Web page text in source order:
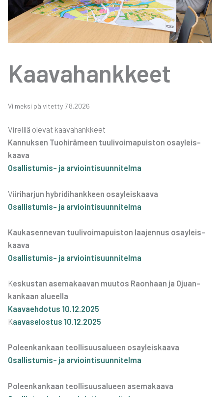
Kaa­va­hank­keet
Vii­mek­si päi­vi­tet­ty 7.8.2026
Vireil­lä ole­vat kaa­va­hank­keet
Kan­nuk­sen Tuo­hi­rä­meen tuu­li­voi­ma­puis­ton osay­leis­
kaa­va
Osal­lis­tu­mis- ja arvioin­ti­suun­ni­tel­ma
Viiri­har­jun hybri­di­hank­keen osay­leis­kaa­va
Osal­lis­tu­mis- ja arvioin­ti­suun­ni­tel­ma
Kau­ka­sen­ne­van tuu­li­voi­ma­puis­ton laa­jen­nus osay­leis­
kaa­va
Osal­lis­tu­mis- ja arvioin­ti­suun­ni­tel­ma
Keskus­tan ase­ma­kaa­van muu­tos Raon­haan ja Ojuan­
kan­kaan alu­eel­la
Kaa­vaeh­do­tus 10.12.2025
Kaava­se­los­tus 10.12.2025
Poleen­kan­kaan teol­li­suusa­lu­een osay­leis­kaa­va
Osal­lis­tu­mis- ja arvioin­ti­suun­ni­tel­ma
Poleen­kan­kaan teol­li­suusa­lu­een ase­ma­kaa­va